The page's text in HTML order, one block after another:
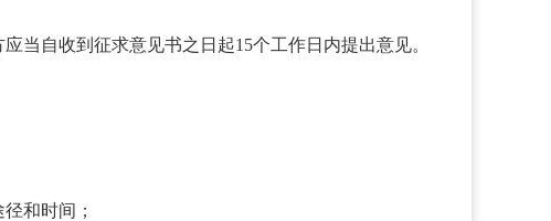
自收到征求意见书之日起15个工作日内提出意见。
和时间；